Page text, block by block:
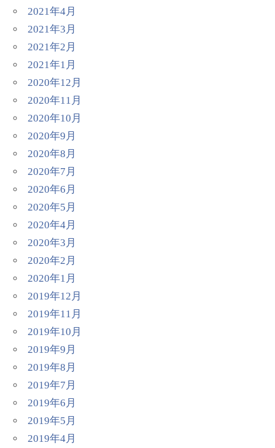
2021年4月
2021年3月
2021年2月
2021年1月
2020年12月
2020年11月
2020年10月
2020年9月
2020年8月
2020年7月
2020年6月
2020年5月
2020年4月
2020年3月
2020年2月
2020年1月
2019年12月
2019年11月
2019年10月
2019年9月
2019年8月
2019年7月
2019年6月
2019年5月
2019年4月